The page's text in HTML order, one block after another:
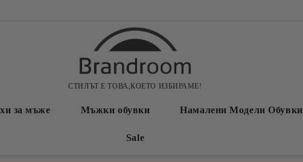
СТИЛЪТ Е ТОВА,КОЕТО ИЗБИРАМЕ!
за мъже Мъжки обувки Намалени Модели Обувки
Sale